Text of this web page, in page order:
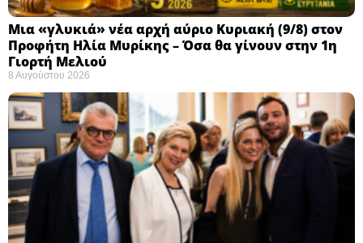
Μια «γλυκιά» νέα αρχή αύριο Κυριακή (9/8) στον
Προφήτη Ηλία Μυρίκης – Όσα θα γίνουν στην 1η
Γιορτή Μελιού
8 Αυγούστου 2026